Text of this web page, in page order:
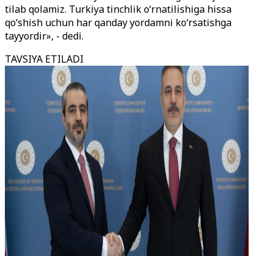
tilab qolamiz. Turkiya tinchlik o‘rnatilishiga hissa
qo‘shish uchun har qanday yordamni ko‘rsatishga
tayyordir», - dedi.
TAVSIYA ETILADI